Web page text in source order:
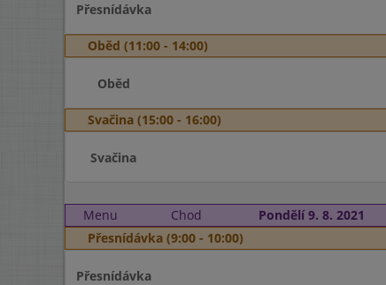
Přesnídávka
Oběd (11:00 - 14:00)
Oběd
Svačina (15:00 - 16:00)
Svačina
Menu
Chod
Pondělí 9. 8. 2021
Přesnídávka (9:00 - 10:00)
Přesnídávka